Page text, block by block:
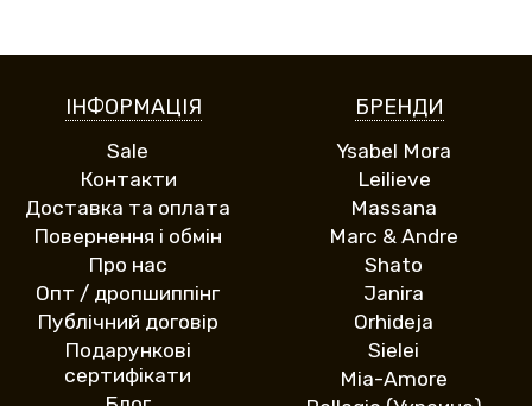
ІНФОРМАЦІЯ
Sale
Контакти
Доставка та оплата
Повернення і обмін
Про нас
Опт / дропшиппінг
Публічний договір
Подарункові
сертифікати
БРЕНДИ
Ysabel Mora
Leilieve
Massana
Marc & Andre
Shato
Janira
Orhideja
Sielei
Mia-Amore